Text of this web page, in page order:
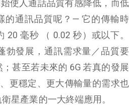
使人通話品質有感降低，而低
的通訊品質呢？— 它的傳輸時
20 毫秒 （ 0.02 秒）或以下。
勃發展，通訊需求量／品質要
甚至若未來的 6G 若真的發展
更穩定、更大傳輸量的需求也
星產業的一大終端應用。